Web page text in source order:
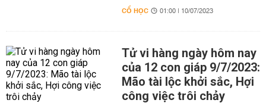
CỔ HỌC 01:00 | 10/07/2023
Tử vi hàng ngày hôm nay
của 12 con giáp 9/7/2023:
Mão tài lộc khởi sắc, Hợi
công việc trôi chảy